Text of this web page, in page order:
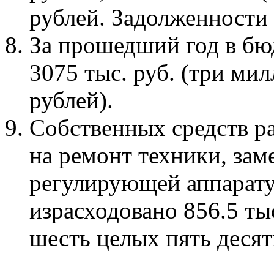
рублей.
За прошедший год в
3075 тыс. руб. (три
рублей).
Собственных средств
на ремонт техники,
регулирующей
израсходовано 856.5
шесть целых пять